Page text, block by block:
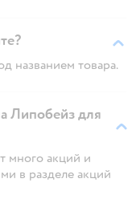
названием товара.
Липобейз для
много акций и
в разделе акций